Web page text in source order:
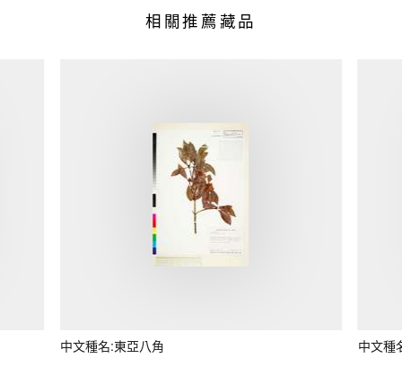
相關推薦藏品
中文種名:東亞八角 中文種